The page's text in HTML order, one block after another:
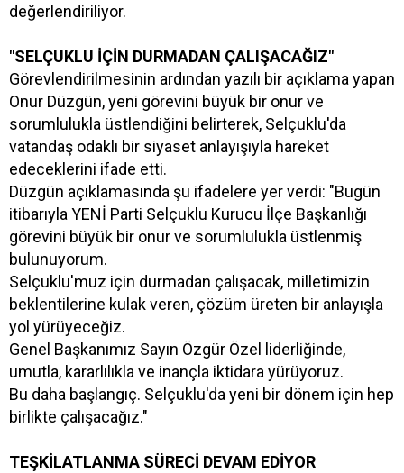
değerlendiriliyor.
"SELÇUKLU İÇİN DURMADAN ÇALIŞACAĞIZ"
Görevlendirilmesinin ardından yazılı bir açıklama yapan
Onur Düzgün, yeni görevini büyük bir onur ve
sorumlulukla üstlendiğini belirterek, Selçuklu'da
vatandaş odaklı bir siyaset anlayışıyla hareket
edeceklerini ifade etti.
Düzgün açıklamasında şu ifadelere yer verdi: "Bugün
itibarıyla YENİ Parti Selçuklu Kurucu İlçe Başkanlığı
görevini büyük bir onur ve sorumlulukla üstlenmiş
bulunuyorum.
Selçuklu'muz için durmadan çalışacak, milletimizin
beklentilerine kulak veren, çözüm üreten bir anlayışla
yol yürüyeceğiz.
Genel Başkanımız Sayın Özgür Özel liderliğinde,
umutla, kararlılıkla ve inançla iktidara yürüyoruz.
Bu daha başlangıç. Selçuklu'da yeni bir dönem için hep
birlikte çalışacağız."
TEŞKİLATLANMA SÜRECİ DEVAM EDİYOR